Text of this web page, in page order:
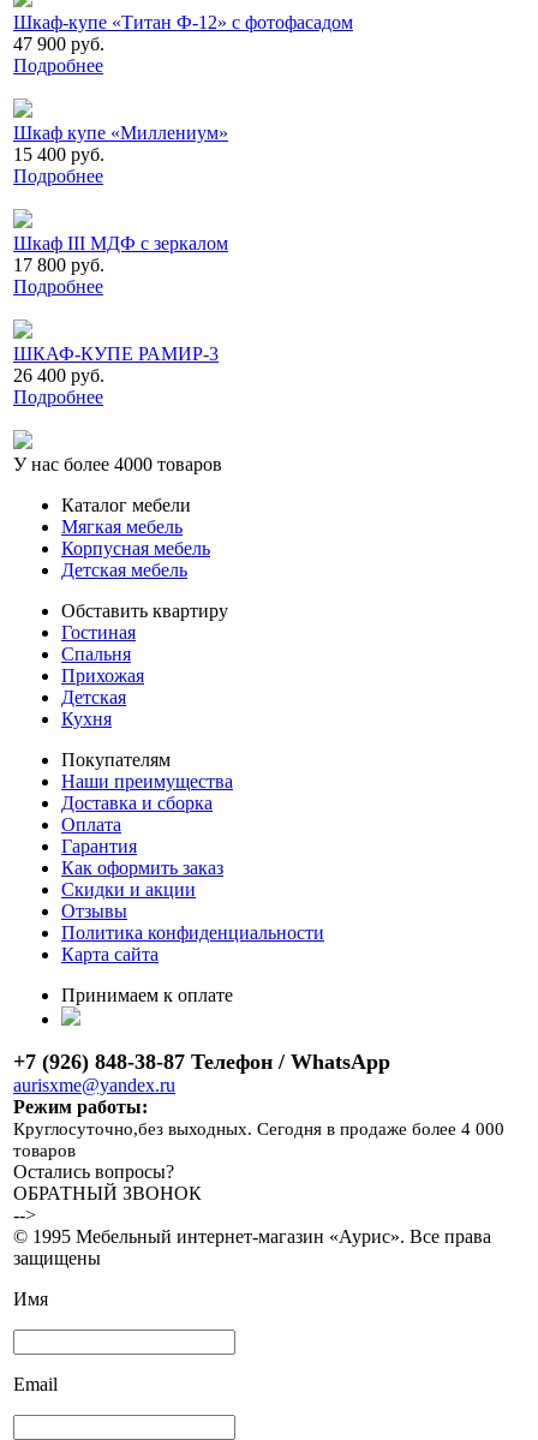
Шкаф-купе «Титан Ф-12» с фотофасадом
47 900 руб.
Подробнее
Шкаф купе «Миллениум»
15 400 руб.
Подробнее
Шкаф III МДФ с зеркалом
17 800 руб.
Подробнее
ШКАФ-КУПЕ РАМИР-3
26 400 руб.
Подробнее
У нас более 4000 товаров
Каталог мебели
Мягкая мебель
Корпусная мебель
Детская мебель
Обставить квартиру
Гостиная
Спальня
Прихожая
Детская
Кухня
Покупателям
Наши преимущества
Доставка и сборка
Оплата
Гарантия
Как оформить заказ
Скидки и акции
Отзывы
Политика конфиденциальности
Карта сайта
Принимаем к оплате
+7 (926) 848-38-87 Телефон / WhatsApp
aurisxme@yandex.ru
Режим работы:
Круглосуточно,без выходных. Сегодня в продаже более 4 000
товаров
Остались вопросы?
ОБРАТНЫЙ ЗВОНОК
-->
© 1995 Мебельный интернет-магазин «Аурис». Все права
защищены
Имя
Email